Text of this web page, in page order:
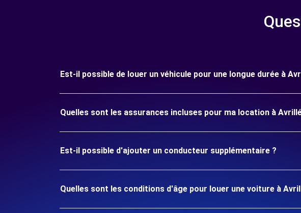
Est-il possible de louer un véhicule pour une longue durée à
Quelles sont les assurances incluses pour ma location à
Est-il possible d'ajouter un conducteur supplémentaire ?
Quelles sont les conditions d'âge pour louer une voiture à